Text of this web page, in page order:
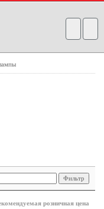
розничная цена